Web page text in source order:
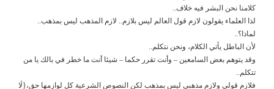
كلامنا نحن البشر فيه خلاف..
لذا العلماء يقولون لازم قول العالم ليس بلازم.. لازم المذهب ليس بمذهب..
لماذا؟..
لأن الباطل يأتي الكلام، ونحن نتكلم..
وقد يتوهم بعض السامعين – وأنت تقرر حكما – شيئا أنت ما خطر في بالك يا من
تتكلم..
فلازم قولي ولازم مذهبي ليس بمذهب لكن النصوص الشرعية كل لوازمها حق،{لَا